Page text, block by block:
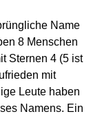
Name
8 Menschen
Sternen 4 (5 ist
mit
Leute haben
Namens. Ein